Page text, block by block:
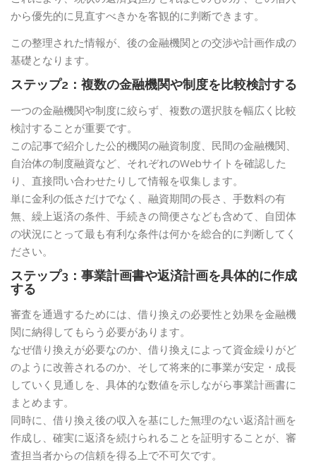
から優先的に見直すべきかを客観的に判断できます。
この整理された情報が、後の金融機関との交渉や計画作成の
基礎となります。
ステップ2：複数の金融機関や制度を比較検討する
一つの金融機関や制度に絞らず、複数の選択肢を幅広く比較
検討することが重要です。
この記事で紹介した公的機関の融資制度、民間の金融機関、
自治体の制度融資など、それぞれのWebサイトを確認した
り、直接問い合わせたりして情報を収集します。
単に金利の低さだけでなく、融資期間の長さ、手数料の有
無、繰上返済の条件、手続きの簡便さなども含めて、自団体
の状況にとって最も有利な条件は何かを総合的に判断してく
ださい。
ステップ3：事業計画書や返済計画を具体的に作成
する
審査を通過するためには、借り換えの必要性と効果を金融機
関に納得してもらう必要があります。
なぜ借り換えが必要なのか、借り換えによって資金繰りがど
のように改善されるのか、そして将来的に事業が安定・成長
していく見通しを、具体的な数値を示しながら事業計画書に
まとめます。
同時に、借り換え後の収入を基にした無理のない返済計画を
作成し、確実に返済を続けられることを証明することが、審
査担当者からの信頼を得る上で不可欠です。